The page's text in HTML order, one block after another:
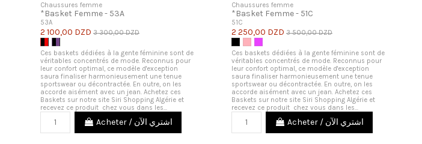
Chaussures femme
*Basket Femme - 53A
53A
2 100,00 DZD 3 300,00 DZD
Noir et Rouge
Noir et Violet
Ces baskets dédiées à la gente féminine sont de
véritables concentrés de mode. Reconnus pour
leur confort optimal, ce modèle d'exception
saura finaliser harmonieusement une tenue
sportswear ou décontractée. En outre, on les
accorde aisément avec un jean. Achetez ces
Baskets sur notre site Siri Shopping Algérie et
recevez ce produit chez vous dans les...
Acheter / اشتري الآن
Chaussures femme
*Basket Femme - 51C
51C
2 250,00 DZD 3 500,00 DZD
NoirRoseViolet
Ces baskets dédiées à la gente féminine sont de
véritables concentrés de mode. Reconnus pour
leur confort optimal, ce modèle d'exception
saura finaliser harmonieusement une tenue
sportswear ou décontractée. En outre, on les
accorde aisément avec un jean. Achetez ces
Baskets sur notre site Siri Shopping Algérie et
recevez ce produit chez vous dans les...
Acheter / اشتري الآن